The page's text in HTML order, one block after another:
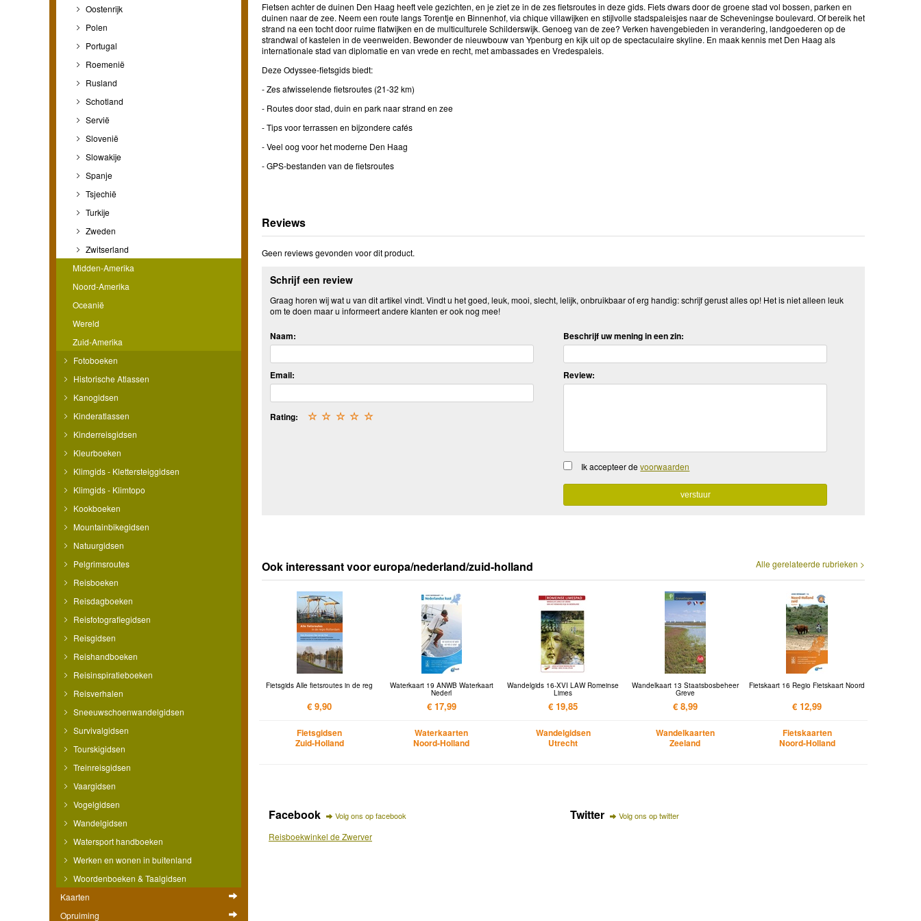
Oostenrijk
Polen
Portugal
Roemenië
Rusland
Schotland
Servië
Slovenië
Slowakije
Spanje
Tsjechië
Turkije
Zweden
Zwitserland
Midden-Amerika
Noord-Amerika
Oceanië
Wereld
Zuid-Amerika
Fotoboeken
Historische Atlassen
Kanogidsen
Kinderatlassen
Kinderreisgidsen
Kleurboeken
Klimgids - Klettersteiggidsen
Klimgids - Klimtopo
Kookboeken
Mountainbikegidsen
Natuurgidsen
Pelgrimsroutes
Reisboeken
Reisdagboeken
Reisfotografiegidsen
Reisgidsen
Reishandboeken
Reisinspiratieboeken
Reisverhalen
Sneeuwschoenwandelgidsen
Survivalgidsen
Tourskigidsen
Treinreisgidsen
Vaargidsen
Vogelgidsen
Wandelgidsen
Watersport handboeken
Werken en wonen in buitenland
Woordenboeken & Taalgidsen
Kaarten
Opruiming
Fietsen achter de duinen Den Haag heeft vele gezichten, en je ziet ze in de zes fietsroutes in deze gids. Fiets dwars door de groene stad vol bossen, parken en
duinen naar de zee. Neem een route langs Torentje en Binnenhof, via chique villawijken en stijlvolle stadspaleisjes naar de Scheveningse boulevard. Of bereik het
strand na een tocht door ruime flatwijken en de multiculturele Schilderswijk. Genoeg van de zee? Verken havengebieden in verandering, landgoederen op de
strandwal of kastelen in de veenweiden. Bewonder de nieuwbouw van Ypenburg en kijk uit op de spectaculaire skyline. En maak kennis met Den Haag als
internationale stad van diplomatie en van vrede en recht, met ambassades en Vredespaleis.
Deze Odyssee-fietsgids biedt:
- Zes afwisselende fietsroutes (21-32 km)
- Routes door stad, duin en park naar strand en zee
- Tips voor terrassen en bijzondere cafés
- Veel oog voor het moderne Den Haag
- GPS-bestanden van de fietsroutes
Reviews
Geen reviews gevonden voor dit product.
Schrijf een review
Graag horen wij wat u van dit artikel vindt. Vindt u het goed, leuk, mooi, slecht, lelijk, onbruikbaar of erg handig: schrijf gerust alles op! Het is niet alleen leuk
om te doen maar u informeert andere klanten er ook nog mee!
Naam:
Email:
Rating: ☆
☆
☆
☆
☆
Beschrijf uw mening in een zin:
Review:
Ik accepteer devoorwaarden
Alle gerelateerde rubrieken >
Ook interessant voor europa/nederland/zuid-holland
Fietsgids Alle fietsroutes in de reg
€ 9,90
Fietsgidsen
Zuid-Holland
Waterkaart 19 ANWB Waterkaart
Nederl
€ 17,99
Waterkaarten
Noord-Holland
Wandelgids 16-XVI LAW Romeinse
Limes
€ 19,85
Wandelgidsen
Utrecht
Wandelkaart 13 Staatsbosbeheer
Greve
€ 8,99
Wandelkaarten
Zeeland
Fietskaart 16 Regio Fietskaart Noord
€ 12,99
Fietskaarten
Noord-Holland
Facebook Volg ons op facebook
Reisboekwinkel de Zwerver
Twitter Volg ons op twitter